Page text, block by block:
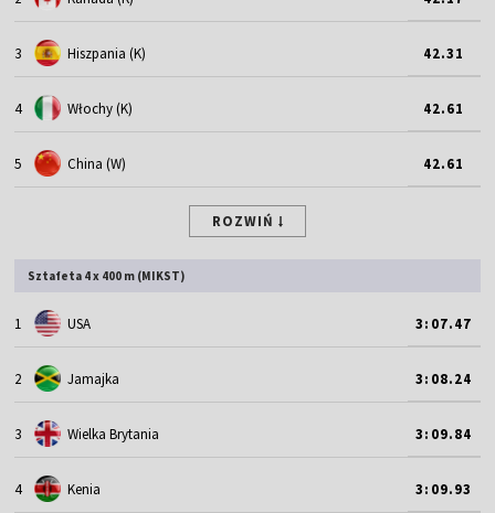
3 Hiszpania (K) 42.31
4 Włochy (K) 42.61
5 China (W) 42.61
ROZWIŃ
Sztafeta 4 x 400 m (MIKST)
1 USA 3:07.47
2 Jamajka 3:08.24
3 Wielka Brytania 3:09.84
4 Kenia 3:09.93